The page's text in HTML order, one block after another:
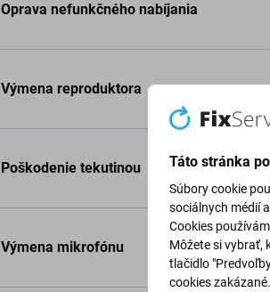
Oprava nefunkčného nabíjania
Výmena reproduktora
Poškodenie tekutinou
Výmena mikrofónu
Táto stránka
Súbory cookie
sociálnych médií
Cookies
Môžete si vybrať,
tlačidlo
cookies zakázané.